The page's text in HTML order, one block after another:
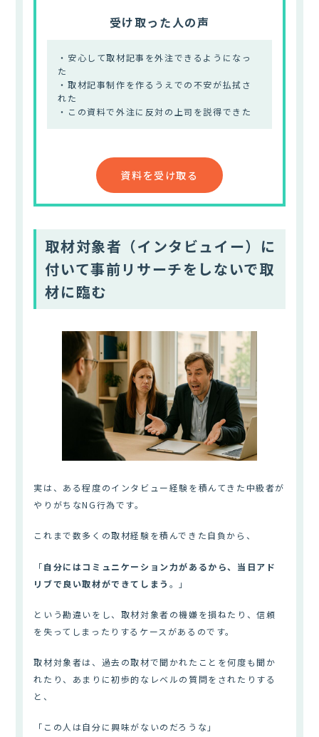
受け取った人の声
・安心して取材記事を外注できるようになっ
た
・取材記事制作を作るうえでの不安が払拭さ
れた
・この資料で外注に反対の上司を説得できた
資料を受け取る
取材対象者（インタビュイー）に
付いて事前リサーチをしないで取
材に臨む
実は、ある程度のインタビュー経験を積んてきた中級者が
やりがちなNG行為です。
これまで数多くの取材経験を積んできた自負から、
「自分にはコミュニケーション力があるから、当日アド
リブで良い取材ができてしまう 。」
という勘違いをし、取材対象者の機嫌を損ねたり、信頼
を失ってしまったりするケースがあるのです。
取材対象者は、過去の取材で聞かれたことを何度も聞か
れたり、あまりに初歩的なレベルの質問をされたりする
と、
「この人は自分に興味がないのだろうな」